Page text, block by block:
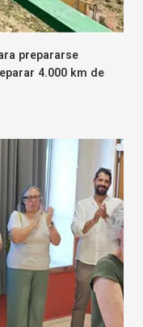
prepararse
4.000 km de